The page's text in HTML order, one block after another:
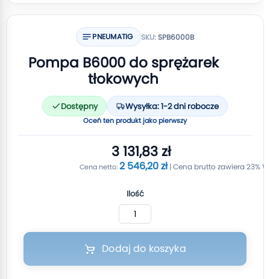
PNEUMATIG SKU:SPB6000B
Pompa B6000 do sprężarek
tłokowych
Dostępny Wysyłka: 1-2 dni robocze
Oceń ten produkt jako pierwszy
3 131,83 zł
2 546,20 zł
Ilość
Dodaj do koszyka